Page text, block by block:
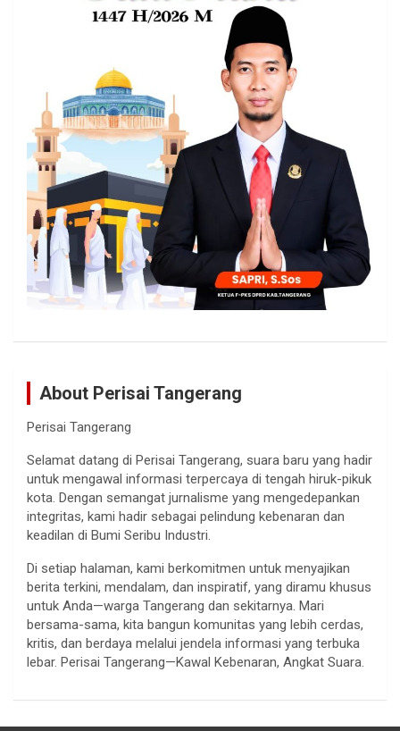
About Perisai Tangerang
Perisai Tangerang
Selamat datang di Perisai Tangerang, suara baru yang hadir
untuk mengawal informasi terpercaya di tengah hiruk-pikuk
kota. Dengan semangat jurnalisme yang mengedepankan
integritas, kami hadir sebagai pelindung kebenaran dan
keadilan di Bumi Seribu Industri.
Di setiap halaman, kami berkomitmen untuk menyajikan
berita terkini, mendalam, dan inspiratif, yang diramu khusus
untuk Anda—warga Tangerang dan sekitarnya. Mari
bersama-sama, kita bangun komunitas yang lebih cerdas,
kritis, dan berdaya melalui jendela informasi yang terbuka
lebar. Perisai Tangerang—Kawal Kebenaran, Angkat Suara.